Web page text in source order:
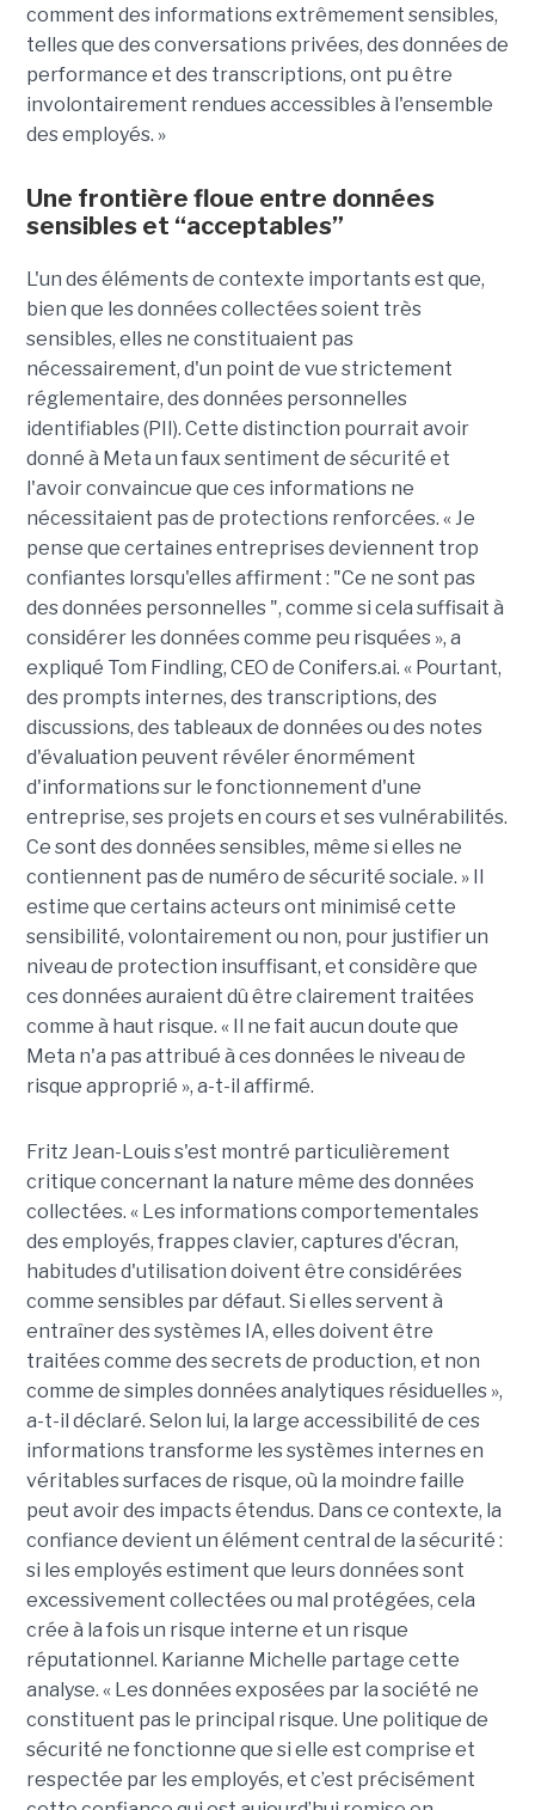
comment des informations extrêmement sensibles,
telles que des conversations privées, des données de
performance et des transcriptions, ont pu être
involontairement rendues accessibles à l'ensemble
des employés. »
Une frontière floue entre données
sensibles et “acceptables”
L'un des éléments de contexte importants est que,
bien que les données collectées soient très
sensibles, elles ne constituaient pas
nécessairement, d'un point de vue strictement
réglementaire, des données personnelles
identifiables (PII). Cette distinction pourrait avoir
donné à Meta un faux sentiment de sécurité et
l'avoir convaincue que ces informations ne
nécessitaient pas de protections renforcées. « Je
pense que certaines entreprises deviennent trop
confiantes lorsqu'elles affirment : "Ce ne sont pas
des données personnelles ", comme si cela suffisait à
considérer les données comme peu risquées », a
expliqué Tom Findling, CEO de Conifers.ai. « Pourtant,
des prompts internes, des transcriptions, des
discussions, des tableaux de données ou des notes
d'évaluation peuvent révéler énormément
d'informations sur le fonctionnement d'une
entreprise, ses projets en cours et ses vulnérabilités.
Ce sont des données sensibles, même si elles ne
contiennent pas de numéro de sécurité sociale. » Il
estime que certains acteurs ont minimisé cette
sensibilité, volontairement ou non, pour justifier un
niveau de protection insuffisant, et considère que
ces données auraient dû être clairement traitées
comme à haut risque. « Il ne fait aucun doute que
Meta n'a pas attribué à ces données le niveau de
risque approprié », a-t-il affirmé.
Fritz Jean-Louis s'est montré particulièrement
critique concernant la nature même des données
collectées. « Les informations comportementales
des employés, frappes clavier, captures d'écran,
habitudes d'utilisation doivent être considérées
comme sensibles par défaut. Si elles servent à
entraîner des systèmes IA, elles doivent être
traitées comme des secrets de production, et non
comme de simples données analytiques résiduelles »,
a-t-il déclaré. Selon lui, la large accessibilité de ces
informations transforme les systèmes internes en
véritables surfaces de risque, où la moindre faille
peut avoir des impacts étendus. Dans ce contexte, la
confiance devient un élément central de la sécurité :
si les employés estiment que leurs données sont
excessivement collectées ou mal protégées, cela
crée à la fois un risque interne et un risque
réputationnel. Karianne Michelle partage cette
analyse. « Les données exposées par la société ne
constituent pas le principal risque. Une politique de
sécurité ne fonctionne que si elle est comprise et
respectée par les employés, et c’est précisément